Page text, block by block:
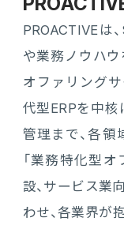
PROACTIVEは
や業務ノウハ
オファリング
代型ERPを中核
管理まで、各
「業務特化型オ
設、サービス業
わせ、各業界が